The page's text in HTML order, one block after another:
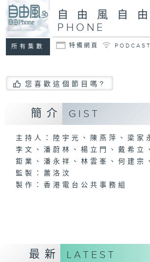
所有集數
自由風自由
PHONE
特備網頁
您喜歡這個節目嗎?
簡介 GIST
主持人：陸宇光、陳燕萍、梁家
李文、潘蔚林、楊立門、戴希立
鉅業、潘永祥、林雲峯、何建宗
監製：蕭洛汶
製作：香港電台公共事務組
香港電台公共事務組
讚好Like「
RTHK 香港電台
最新 LATEST